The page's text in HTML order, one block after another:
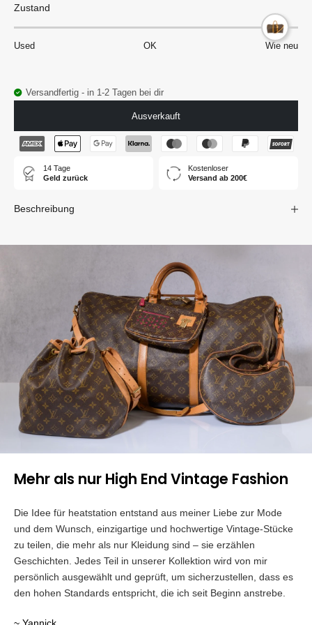
Zustand
Used OK Wie neu
Versandfertig - in 1-2 Tagen bei dir
Ausverkauft
14 Tage
Geld zurück
Kostenloser
Versand ab 200€
Beschreibung
Mehr als nur High End Vintage Fashion
Die Idee für heatstation entstand aus meiner Liebe zur Mode
und dem Wunsch, einzigartige und hochwertige Vintage-Stücke
zu teilen, die mehr als nur Kleidung sind – sie erzählen
Geschichten. Jedes Teil in unserer Kollektion wird von mir
persönlich ausgewählt und geprüft, um sicherzustellen, dass es
den hohen Standards entspricht, die ich seit Beginn anstrebe.
~ Yannick